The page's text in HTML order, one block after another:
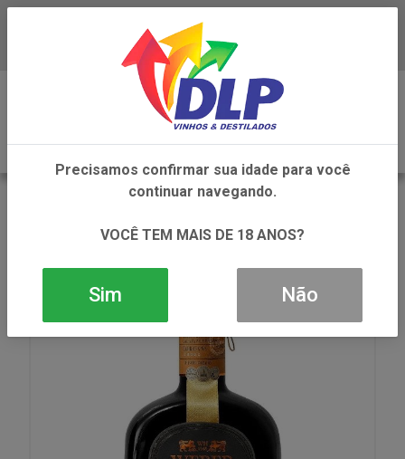
Baixe já o APP da DLP Vinhos
Precisamos confirmar sua idade para você
continuar navegando.
VOCÊ TEM MAIS DE 18 ANOS?
Sim Não